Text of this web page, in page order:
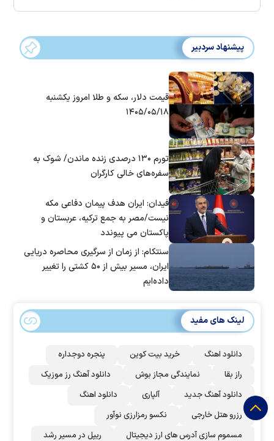
پیشنهاد سردبیر
قیمت دلار، سکه و طلا امروز یکشنبه
۱۴۰۵/۰۵/۱۸
تورم ۱۳۰ درصدی زنده ماندن/ شوک به
سفره‌های خالی کارگران
فیدان: ایران هدف پیمان دفاعی مکه
نیست/مصر به جمع ترکیه، عربستان و
پاکستان می پیوندد
سنتکام: از زمان از سرگیری محاصره دریایی
ایران، مسیر بیش از ۵۰ کشتی را تغییر
داده‌ایم
لینک های مفید
دانلود اهنگ خرید بیت کوین
پنجره دوجداره
راز بقا
نمایندگی مجاز بوش
دانلود آهنگ رز‌ موزیک
دانلود آهنگ جدید
آلپاری
دانلود اهنگ
رزرو هتل خارجی
نکسو رمزارزی نوآور
مسموم سازی آدرس های ارز دیجیتال
ریپل در مسیر رشد